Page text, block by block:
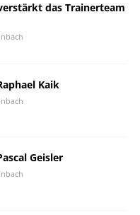
das Trainerteam
Kaik
Geisler